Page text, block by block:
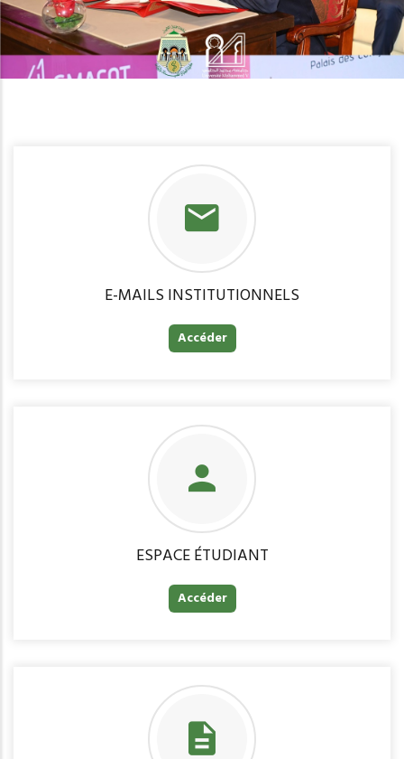
E-MAILS INSTITUTIONNELS
Accéder
ESPACE ÉTUDIANT
Accéder